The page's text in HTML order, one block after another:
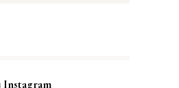
Instagram